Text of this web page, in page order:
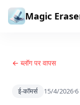
सामग्री पर जाएं
Magic
← ब्लॉग पर वापस
ई-कॉमर्स 15/4/2026·6